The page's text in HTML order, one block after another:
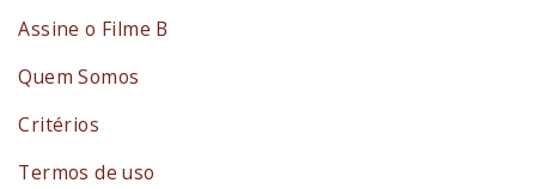
Assine o Filme B
Quem Somos
Critérios
Termos de uso